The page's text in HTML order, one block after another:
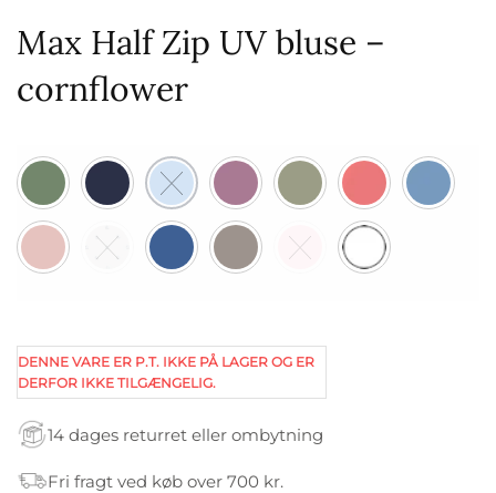
Max Half Zip UV bluse –
cornflower
DENNE VARE ER P.T. IKKE PÅ LAGER OG ER
DERFOR IKKE TILGÆNGELIG.
14 dages returret eller ombytning
Fri fragt ved køb over 700 kr.